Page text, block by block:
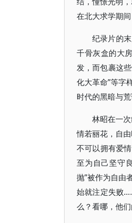
在北大求学期
纪录片的
千骨灰盒的大
发，而包裹这
化大革命”等字
时代的黑暗与荒
林昭在一
情若丽花，自
不可以拥有爱
至为自己坚守
抛”被作为自由
始就注定失败
么？看哪，他